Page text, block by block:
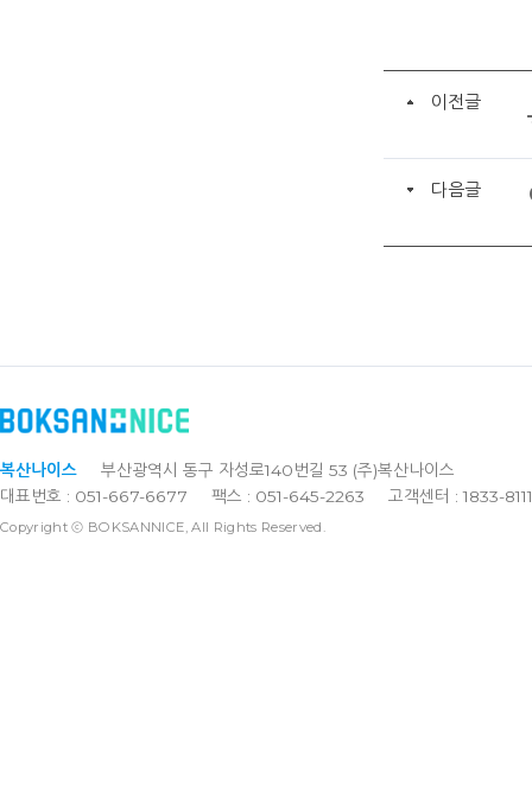
이전글
다음글
복산나이스
부산광역시 동구 자성로140번길 53 (주)복산나이스
대표번호 : 051-667-6677
팩스 : 051-645-2263 고객센터 : 1833-8111
Copyright ⓒ BOKSANNICE, All Rights Reserved.